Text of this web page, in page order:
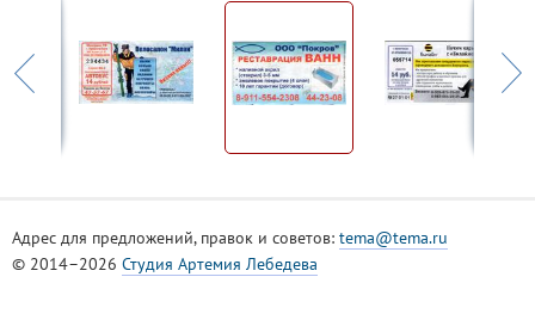
Адрес для предложений, правок и советов: tema@tema.ru
© 2014–2026 Студия Артемия Лебедева